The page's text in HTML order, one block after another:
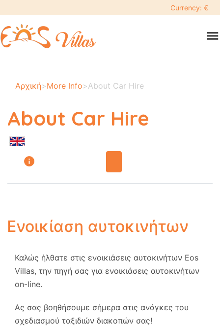
Currency: €
menu
Αρχική>More Info>About Car Hire
About Car Hire
info
Ενοικίαση αυτοκινήτων
Καλώς ήλθατε στις ενοικιάσεις αυτοκινήτων Eos
Villas, την πηγή σας για ενοικιάσεις αυτοκινήτων
on-line.
Ας σας βοηθήσουμε σήμερα στις ανάγκες του
σχεδιασμού ταξιδιών διακοπών σας!